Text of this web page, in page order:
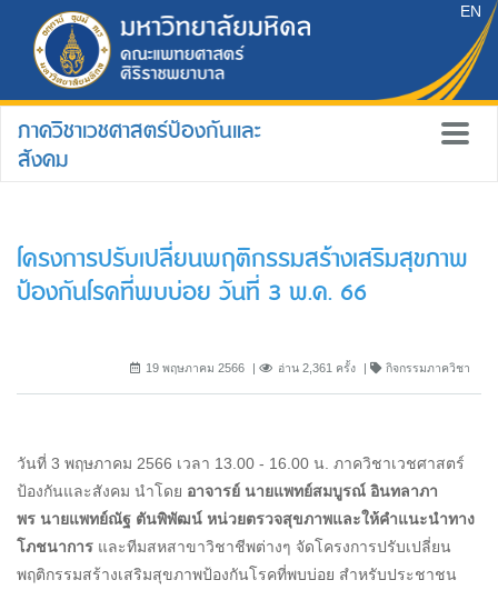
EN
ภาควิชาเวชศาสตร์ป้องกันและ
สังคม
โครงการปรับเปลี่ยนพฤติกรรมสร้างเสริมสุขภาพ
ป้องกันโรคที่พบบ่อย วันที่ 3 พ.ค. 66
19 พฤษภาคม 2566 อ่าน 2,361 ครั้ง กิจกรรมภาควิชา
วันที่ 3 พฤษภาคม 2566 เวลา 13.00 - 16.00 น. ภาควิชาเวชศาสตร์
ป้องกันและสังคม นำโดย อาจารย์ นายแพทย์สมบูรณ์ อินทลาภา
พร นายแพทย์ณัฐ ตันพิพัฒน์ หน่วยตรวจสุขภาพและให้คำแนะนำทาง
โภชนาการ และทีมสหสาขาวิชาชีพต่างๆ จัดโครงการปรับเปลี่ยน
พฤติกรรมสร้างเสริมสุขภาพป้องกันโรคที่พบบ่อย สำหรับประชาชน